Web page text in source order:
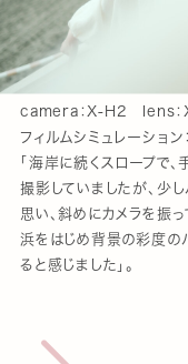
camera：X-H2 lens
フィルムシミュレーショ
「海岸に続くスロープで
撮影していましたが、少
思い、斜めにカメラを振
浜をはじめ背景の彩度の
ると感じました」。